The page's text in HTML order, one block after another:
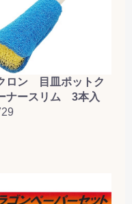
ロン 目皿ポットク
ナースリム 3本入